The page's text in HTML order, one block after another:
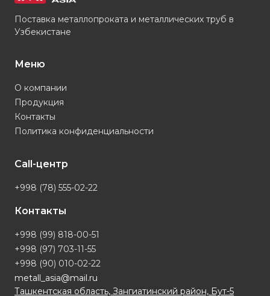
Поставка металлопроката и металлических труб в
Узбекистане
Меню
О компании
Продукция
Контакты
Политика конфиденциальности
Call-центр
+998 (78) 555-02-22
Контакты
+998 (99) 818-00-51
+998 (97) 703-11-55
+998 (90) 010-02-22
metall_asia@mail.ru
Ташкентская область, Зангиатинский район, Бут-5